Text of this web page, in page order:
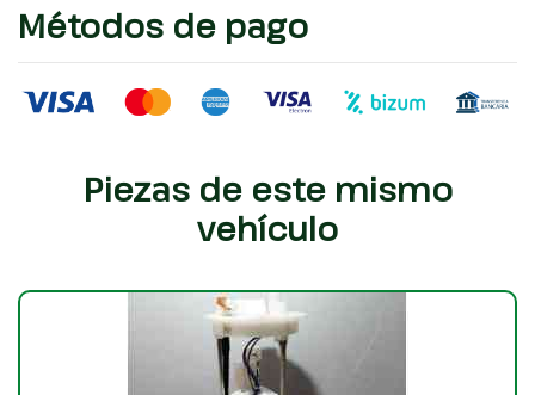
Métodos de pago
Piezas de este mismo
vehículo